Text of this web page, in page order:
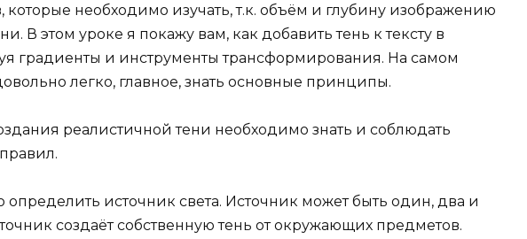
которые необходимо изучать, т.к. объём и глубину изображению
В этом уроке я покажу вам, как добавить тень к тексту в
градиенты и инструменты трансформирования. На самом
легко, главное, знать основные принципы.
реалистичной тени необходимо знать и соблюдать
определить источник света. Источник может быть один, два и
создаёт собственную тень от окружающих предметов.